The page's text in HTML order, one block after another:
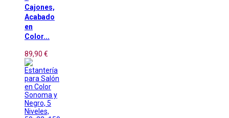
Cajones,
Acabado
en
Color...
89,90 €